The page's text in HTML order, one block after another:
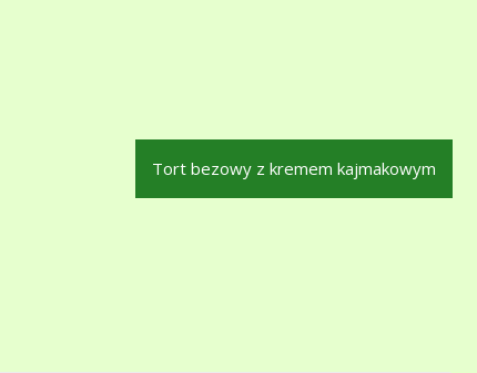
Tort bezowy z kremem kajmakowym